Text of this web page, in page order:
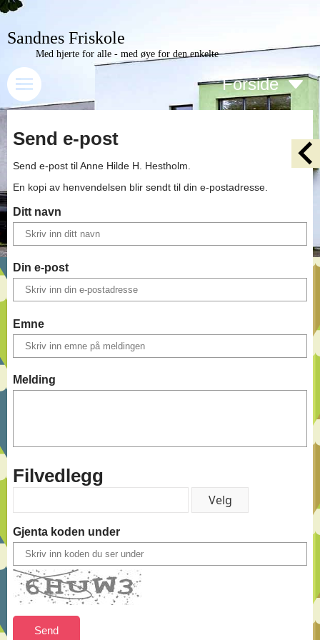
Sandnes Friskole
Med hjerte for alle - med øye for den enkelte
Forside
Send e-post
Send e-post tilAnne Hilde H. Hestholm.
En kopi av henvendelsen blir sendt til din e-postadresse.
Ditt navn
Din e-post
Emne
Melding
Filvedlegg
Gjenta koden under